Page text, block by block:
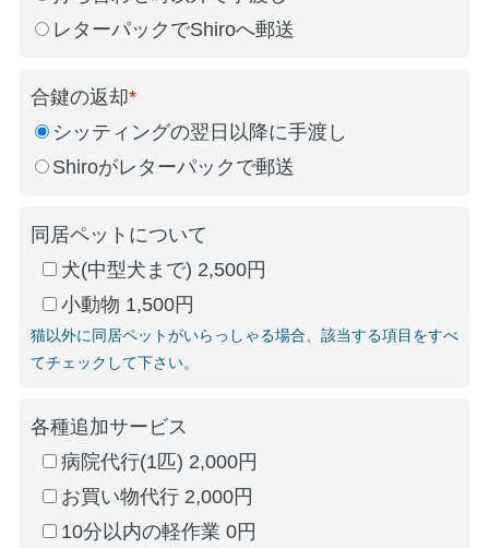
レターパックでShiroへ郵送
合鍵の返却*
シッティングの翌日以降に手渡し
Shiroがレターパックで郵送
同居ペットについて
犬(中型犬まで) 2,500円
小動物 1,500円
猫以外に同居ペットがいらっしゃる場合、該当する項目をすべ
てチェックして下さい。
各種追加サービス
病院代行(1匹) 2,000円
お買い物代行 2,000円
10分以内の軽作業 0円